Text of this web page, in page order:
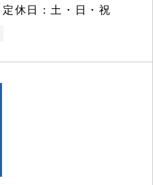
休日：土・日・祝